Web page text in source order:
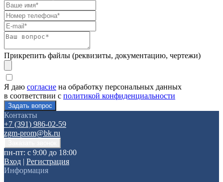
Прикрепить файлы (реквизиты, документацию, чертежи)
Я даю согласие на обработку персональных данных
в соответствии с политикой конфиденциальности
Контакты
+7 (391) 986-02-59
zgm-prom@bk.ru
пн-пт: с 9:00 до 18:00
Вход | Регистрация
Информация